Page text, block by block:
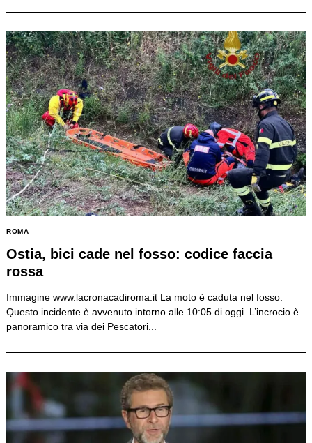
ROMA
Ostia, bici cade nel fosso: codice faccia
rossa
Immagine www.lacronacadiroma.it La moto è caduta nel fosso.
Questo incidente è avvenuto intorno alle 10:05 di oggi. L’incrocio è
panoramico tra via dei Pescatori...